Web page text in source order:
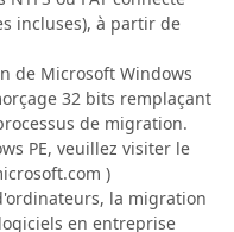
incluses), à partir de
de Microsoft Windows
32 bits remplaçant
de migration.
PE, veuillez visiter le
)
la migration
en entreprise